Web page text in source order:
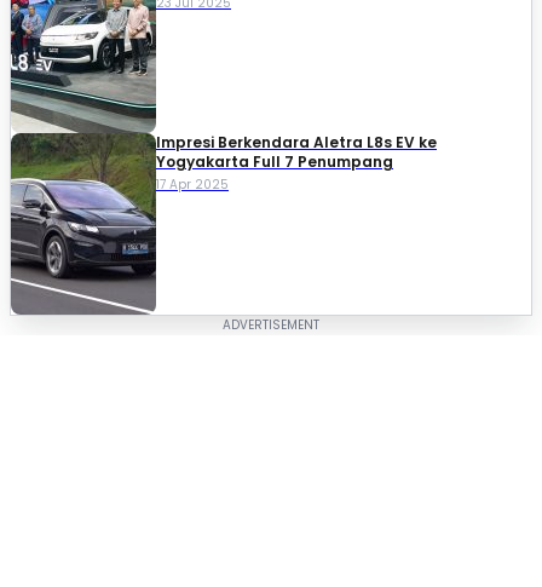
Impresi Berkendara Aletra L8s EV ke
Yogyakarta Full 7 Penumpang
17 Apr 2025